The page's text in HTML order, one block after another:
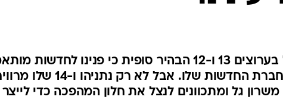
החלום של נתניהו